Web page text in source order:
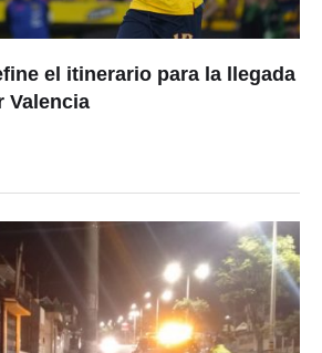
el itinerario para la llegada
Valencia